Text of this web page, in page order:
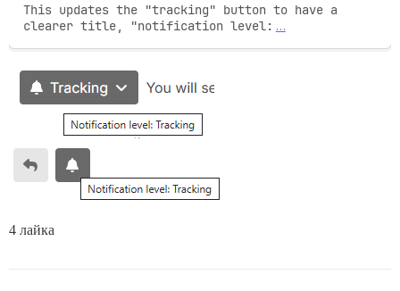
This updates the "tracking" button to have a
clearer title, "notification level: …
4 лайка